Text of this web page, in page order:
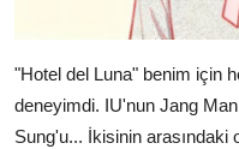
"Hotel del Luna" benim için
deneyimdi. IU'nun Jang
Sung'u... İkisinin arasındaki